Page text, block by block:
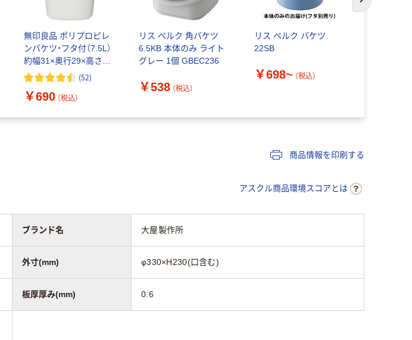
無印良品 ポリプロピレ
ンバケツ・フタ付（7.5L）
約幅31×奥行29×高さ
20cm 良品計画(52)
￥690 （税込）
リス ベルク 角バケツ
6.5KB 本体のみ ライト
グレー 1個 GBEC236
￥538 （税込）
リス ベルク バケツ
22SB
￥698~ （税込）
次のスライド
商品情報を印刷する
アスクル商品環境スコアとは
ブランド名 大屋製作所
外寸(mm) φ330×H230(口含む)
板厚厚み(mm) 0.6